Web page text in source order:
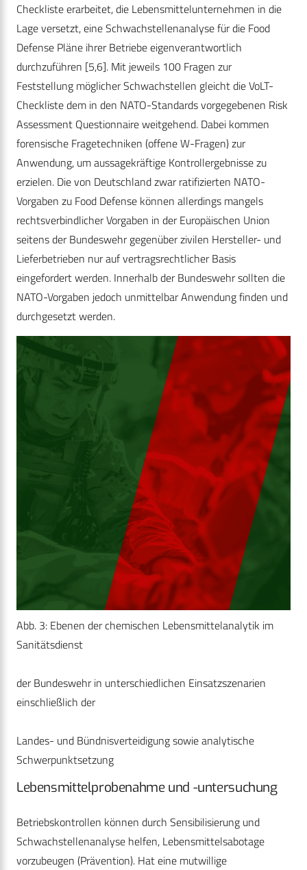
Checkliste erarbeitet, die Lebensmittelunternehmen in die
Lage versetzt, eine Schwachstellenanalyse für die Food
Defense Pläne ihrer Betriebe eigenverantwortlich
durchzuführen [5,6]. Mit jeweils 100 Fragen zur
Feststellung möglicher Schwachstellen gleicht die VoLT-
Checkliste dem in den NATO-Standards vorgegebenen Risk
Assessment Questionnaire weitgehend. Dabei kommen
forensische Fragetechniken (offene W-Fragen) zur
Anwendung, um aussagekräftige Kontrollergebnisse zu
erzielen. Die von Deutschland zwar ratifizierten NATO-
Vorgaben zu Food Defense können allerdings mangels
rechtsverbindlicher Vorgaben in der Europäischen Union
seitens der Bundeswehr gegenüber zivilen Hersteller- und
Lieferbetrieben nur auf vertragsrechtlicher Basis
eingefordert werden. Innerhalb der Bundeswehr sollten die
NATO-Vorgaben jedoch unmittelbar Anwendung finden und
durchgesetzt werden.
Abb. 3: Ebenen der chemischen Lebensmittelanalytik im
Sanitätsdienst
der Bundeswehr in unterschiedlichen Einsatzszenarien
einschließlich der
Landes- und Bündnisverteidigung sowie analytische
Schwerpunktsetzung
Lebensmittelprobenahme und -untersuchung
Betriebskontrollen können durch Sensibilisierung und
Schwachstellenanalyse helfen, Lebensmittelsabotage
vorzubeugen (Prävention). Hat eine mutwillige